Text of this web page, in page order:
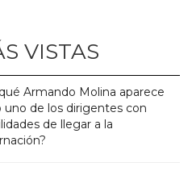
VISTAS
Armando Molina aparece
uno de los dirigentes con
de llegar a la